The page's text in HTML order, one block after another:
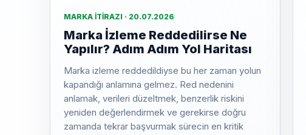
MARKA İTIRAZI · 20.07.2026
Marka İzleme Reddedilirse Ne
Yapılır? Adım Adım Yol Haritası
Marka izleme reddedildiyse bu her zaman yolun
kapandığı anlamına gelmez. Red nedenini
anlamak, verileri düzeltmek, benzerlik riskini
yeniden değerlendirmek ve gerekirse doğru
zamanda tekrar başvurmak sürecin en kritik